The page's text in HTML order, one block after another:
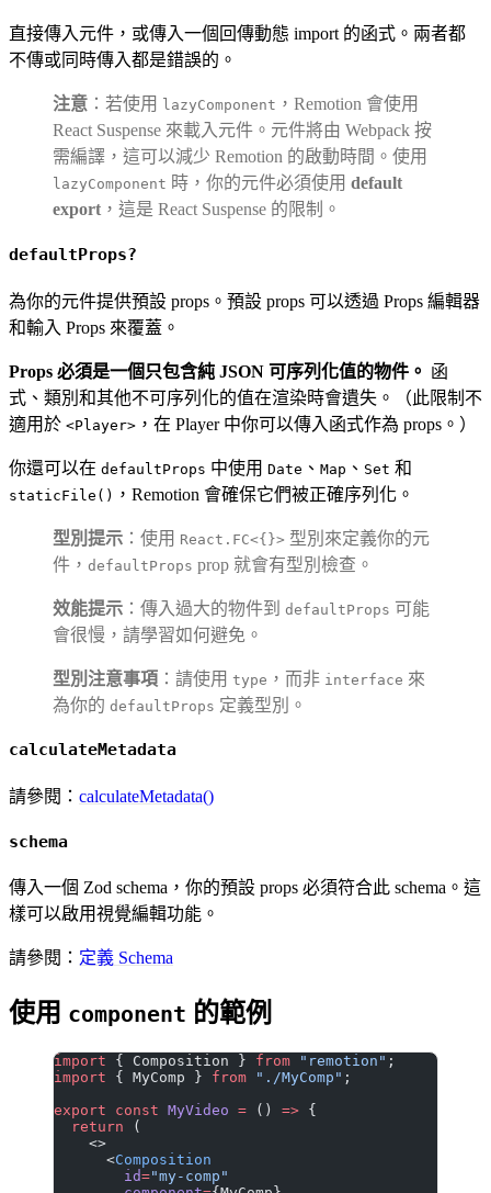
直接傳入元件，或傳入一個回傳動態 import 的函式。兩者都
不傳或同時傳入都是錯誤的。
注意 ：若使用 lazyComponent ，Remotion 會使用
React Suspense 來載入元件。元件將由 Webpack 按
需編譯，這可以減少 Remotion 的啟動時間。使用
lazyComponent 時，你的元件必須使用 default
export ，這是 React Suspense 的限制。
defaultProps?
為你的元件提供預設 props。預設 props 可以透過 Props 編輯器
和輸入 Props 來覆蓋。
Props 必須是一個只包含純 JSON 可序列化值的物件。 函
式、類別和其他不可序列化的值在渲染時會遺失。（此限制不
適用於 <Player> ，在 Player 中你可以傳入函式作為 props。）
你還可以在 defaultProps 中使用 Date 、 Map 、 Set 和
staticFile() ，Remotion 會確保它們被正確序列化。
型別提示 ：使用 React.FC<{}> 型別來定義你的元
件， defaultProps prop 就會有型別檢查。
效能提示 ：傳入過大的物件到 defaultProps 可能
會很慢，請學習如何避免。
型別注意事項 ：請使用 type ，而非 interface 來
為你的 defaultProps 定義型別。
calculateMetadata
請參閱： calculateMetadata()
schema
傳入一個 Zod schema，你的預設 props 必須符合此 schema。這
樣可以啟用視覺編輯功能。
請參閱： 定義 Schema
使用 component 的範例
import { Composition } from "remotion" ;
import { MyComp } from "./MyComp" ;
export const MyVideo = () => {
  return
(
    <>
      <
Composition
        id
="my-comp"